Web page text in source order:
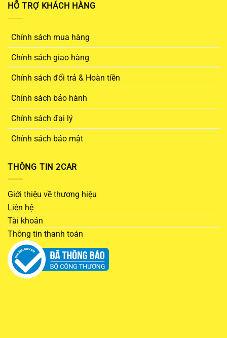
HỖ TRỢ KHÁCH HÀNG
Chính sách mua hàng
Chính sách giao hàng
Chính sách đổi trả & Hoàn tiền
Chính sách bảo hành
Chính sách đại lý
Chính sách bảo mật
THÔNG TIN 2CAR
Giới thiệu về thương hiệu
Liên hệ
Tài khoản
Thông tin thanh toán